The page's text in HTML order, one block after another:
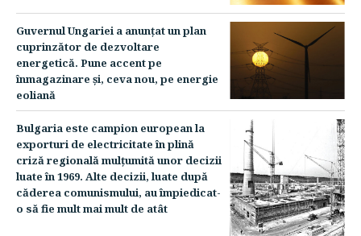
Guvernul Ungariei a anunţat un plan
cuprinzător de dezvoltare
energetică. Pune accent pe
înmagazinare şi, ceva nou, pe energie
eoliană
Bulgaria este campion european la
exporturi de electricitate în plină
criză regională mulţumită unor decizii
luate în 1969. Alte decizii, luate după
căderea comunismului, au împiedicat-
o să fie mult mai mult de atât